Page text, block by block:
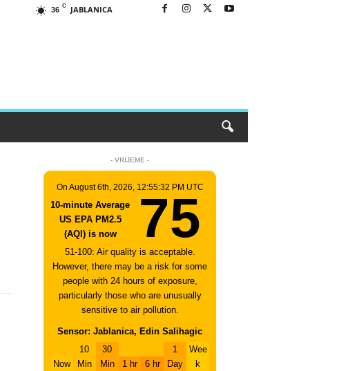
36 C JABLANICA
- VRIJEME -
On August 6th, 2026, 12:55:32 PM UTC
10-minute Average
US EPA PM2.5
(AQI) is now
75
51-100: Air quality is acceptable.
However, there may be a risk for some
people with 24 hours of exposure,
particularly those who are unusually
sensitive to air pollution.
Sensor: Jablanica, Edin Salihagic
Now
10
Min
30
Min
1 hr
6 hr
1
Day
Wee
k